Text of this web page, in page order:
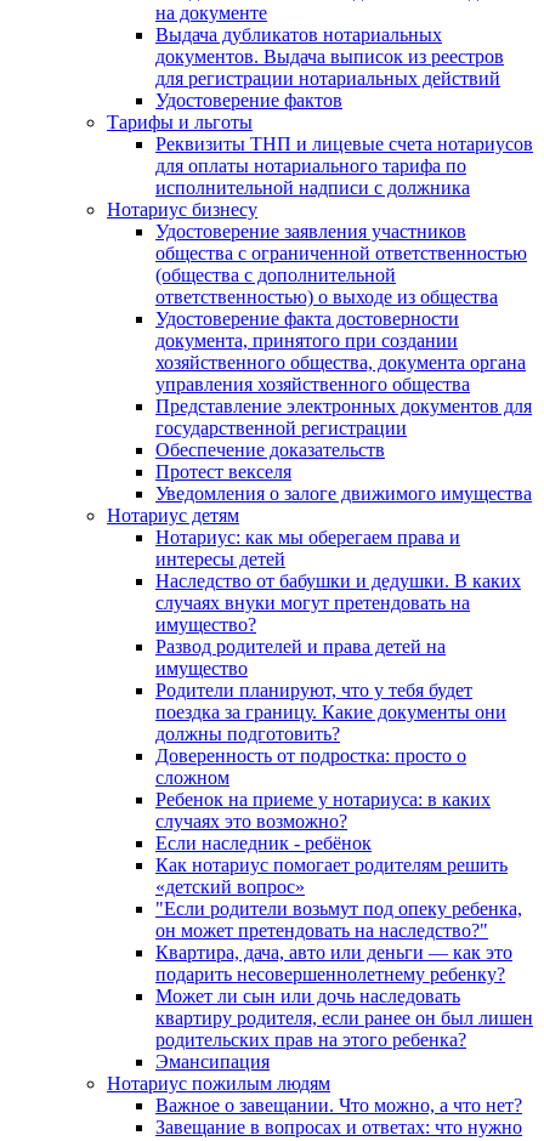
на документе
Выдача дубликатов нотариальных
документов. Выдача выписок из реестров
для регистрации нотариальных действий
Удостоверение фактов
Тарифы и льготы
Реквизиты ТНП и лицевые счета нотариусов
для оплаты нотариального тарифа по
исполнительной надписи с должника
Нотариус бизнесу
Удостоверение заявления участников
общества с ограниченной ответственностью
(общества с дополнительной
ответственностью) о выходе из общества
Удостоверение факта достоверности
документа, принятого при создании
хозяйственного общества, документа органа
управления хозяйственного общества
Представление электронных документов для
государственной регистрации
Обеспечение доказательств
Протест векселя
Уведомления о залоге движимого имущества
Нотариус детям
Нотариус: как мы оберегаем права и
интересы детей
Наследство от бабушки и дедушки. В каких
случаях внуки могут претендовать на
имущество?
Развод родителей и права детей на
имущество
Родители планируют, что у тебя будет
поездка за границу. Какие документы они
должны подготовить?
Доверенность от подростка: просто о
сложном
Ребенок на приеме у нотариуса: в каких
случаях это возможно?
Если наследник - ребёнок
Как нотариус помогает родителям решить
«детский вопрос»
"Если родители возьмут под опеку ребенка,
он может претендовать на наследство?"
Квартира, дача, авто или деньги — как это
подарить несовершеннолетнему ребенку?
Может ли сын или дочь наследовать
квартиру родителя, если ранее он был лишен
родительских прав на этого ребенка?
Эмансипация
Нотариус пожилым людям
Важное о завещании. Что можно, а что нет?
Завещание в вопросах и ответах: что нужно